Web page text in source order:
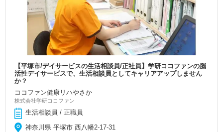
【平塚市/デイサービスの生活相談員/正社員】学研ココファンの脳
活性デイサービスで、生活相談員としてキャリアアップしません
か？
ココファン健康リハやさか
株式会社学研ココファン
生活相談員 / 正職員
神奈川県 平塚市 西八幡2-17-31